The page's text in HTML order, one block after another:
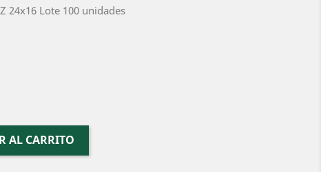
24x16 Lote 100 unidades
AL CARRITO